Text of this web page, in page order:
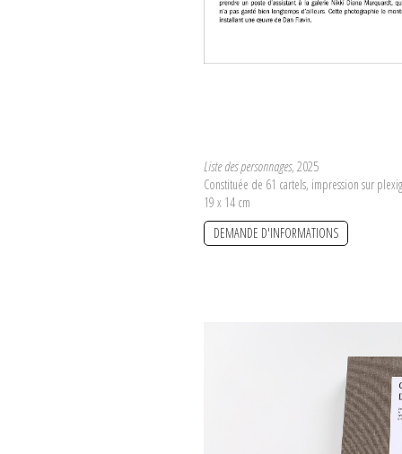
Liste des personnages, 2025
Constituée de 61 cartels, impression sur
19 x 14 cm
DEMANDE D'INFORMATIONS